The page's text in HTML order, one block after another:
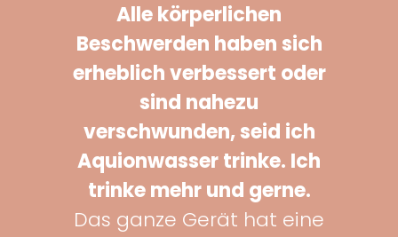
Alle körperlichen
Beschwerden haben sich
erheblich verbessert oder
sind nahezu
verschwunden, seid ich
Aquionwasser trinke. Ich
trinke mehr und gerne.
Das ganze Gerät hat eine